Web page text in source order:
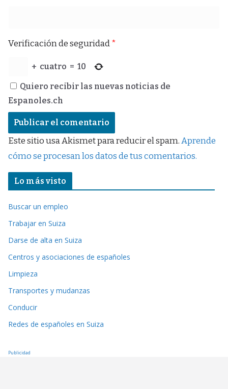
Verificación de seguridad*
+ cuatro = 10
Quiero recibir las nuevas noticias de
Espanoles.ch
Este sitio usa Akismet para reducir el spam.Aprende
cómo se procesan los datos de tus comentarios.
Lo más visto
Buscar un empleo
Trabajar en Suiza
Darse de alta en Suiza
Centros y asociaciones de españoles
Limpieza
Transportes y mudanzas
Conducir
Redes de españoles en Suiza
Publicidad